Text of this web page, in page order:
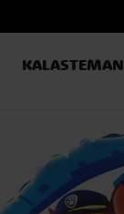
KALASTEMAN